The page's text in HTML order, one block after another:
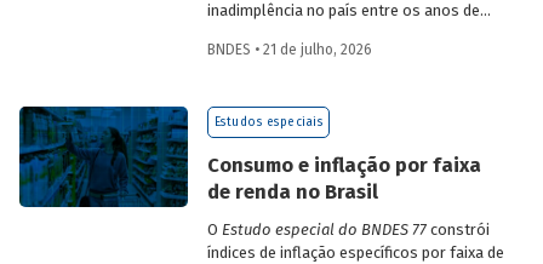
inadimplência no país entre os anos de
analíticos complementares: o porte da
econômica.
BNDES • 21 de julho, 2026
Estudos especiais
Consumo e inflação por faixa
de renda no Brasil
O Estudo especial do BNDES 77constrói
índices de inflação específicos por faixa de